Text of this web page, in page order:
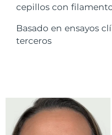
cepillos con
Basado en ensayos
terceros
FOREO APP
Kuwait
Lituania